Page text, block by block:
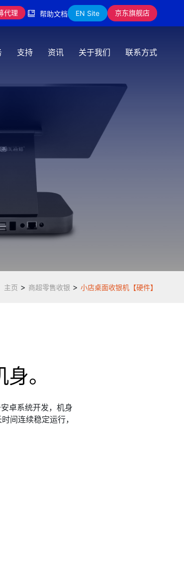
代理 帮助文档 EN Site 京东旗舰店
支持 资讯 关于我们 联系方式
主页 > 商超零售收银 >小店桌面收银机【硬件】
。
卓系统开发，机身
间连续稳定运行，